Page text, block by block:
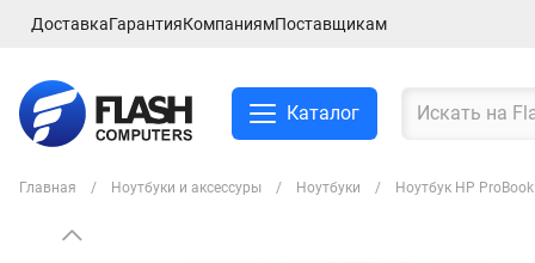
ДоставкаГарантияКомпаниямПоставщикам
Каталог
Главная Ноутбуки и аксессуры Ноутбуки Ноутбук HP